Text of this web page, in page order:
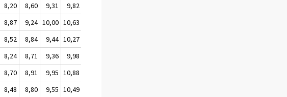
8,20 8,60 9,31
9,82
8,87 9,24 10,00 10,63
8,52 8,84 9,44 10,27
8,24 8,71 9,36
9,98
8,70 8,91 9,95 10,88
8,48 8,80 9,55 10,49